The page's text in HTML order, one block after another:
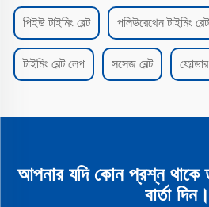
পিইউ টাইমিং বেল্ট পলিউরেথেন টাইমিং বেল্ট
টাইমিং বেল্ট লেপ সসেজ বেল্ট
আপনার যদি কোন প্রশ্ন থাকে
বার্তা দিন।